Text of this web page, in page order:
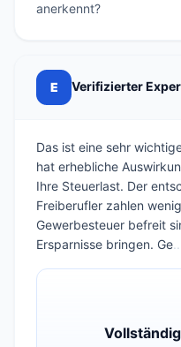
anerkennt?
E Verifizierter
Das ist eine sehr
hat erhebliche
Ihre Steuerlast. Der
Freiberufler zahlen
Gewerbesteuer befreit
Ersparnisse bringen. Ge...